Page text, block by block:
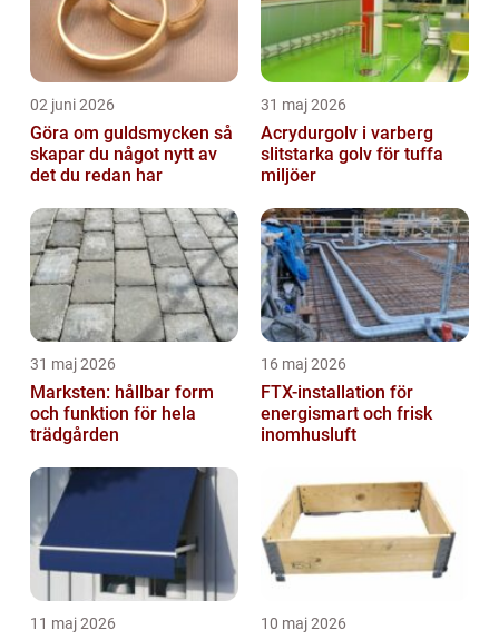
02 juni 2026
Göra om guldsmycken så
skapar du något nytt av
det du redan har
31 maj 2026
Acrydurgolv i varberg
slitstarka golv för tuffa
miljöer
31 maj 2026
Marksten: hållbar form
och funktion för hela
trädgården
16 maj 2026
FTX-installation för
energismart och frisk
inomhusluft
11 maj 2026 10 maj 2026